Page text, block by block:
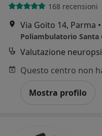
168 recensioni
Via Goito 14, Parma •
Poliambulatorio Santa
Mostra profilo